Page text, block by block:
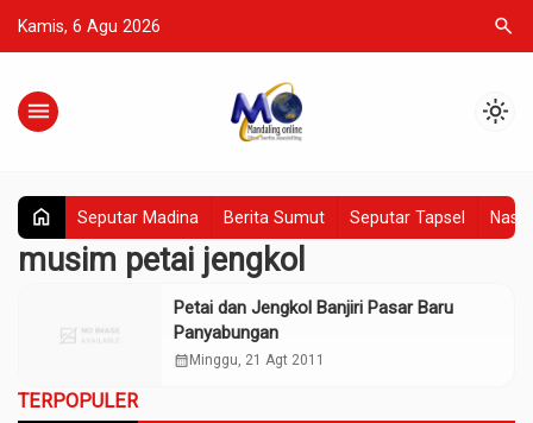
Kamis, 6 Agu 2026 search
menu light_mode
home Seputar Madina Berita Sumut Seputar Tapsel
musim petai jengkol
Petai dan Jengkol Banjiri Pasar Baru
Panyabungan
calendar_month Minggu, 21 Agt 2011
TERPOPULER